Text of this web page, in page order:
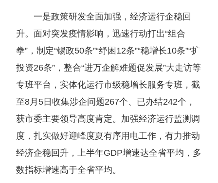
一是政策研发全面加强，经济运行企稳回
升。面对突发疫情影响，迅速行动打出“组合
拳”，制定“锡政50条”“纾困12条”“稳增长10条”“扩
投资26条”，整合“进万企解难题促发展”大走访等
专班平台，实体化运行市级稳增长服务专班，截
至8月5日收集涉企问题267个、已办结242个，
获市委主要领导高度肯定。加强经济运行监测调
度，扎实做好迎峰度夏有序用电工作，有力推动
经济企稳回升，上半年GDP增速达全省平均，多
数指标增速高于全省平均。